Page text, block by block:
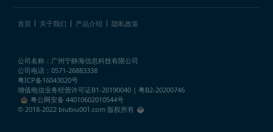
首页 关于我们 产品介绍 隐私政策
公司名称：广州宁静海信息科技有限公司
公司电话：0571-26883338
粤ICP备16043020号
增值电信业务经营许可证B1-20190040 | 粤B2-20200746
粤公网安备 44010602010544号
© 2018-2022 biubiu001.com 版权所有